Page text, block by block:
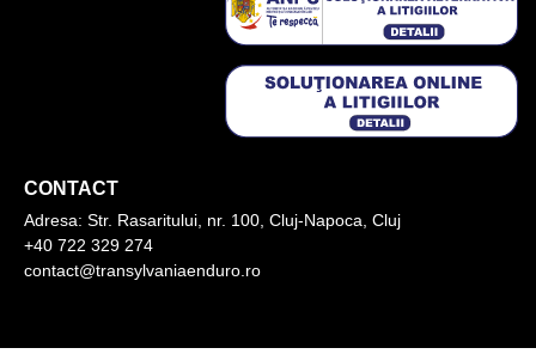
CONTACT
Adresa: Str. Rasaritului, nr. 100, Cluj-Napoca, Cluj
+40 722 329 274
contact@transylvaniaenduro.ro